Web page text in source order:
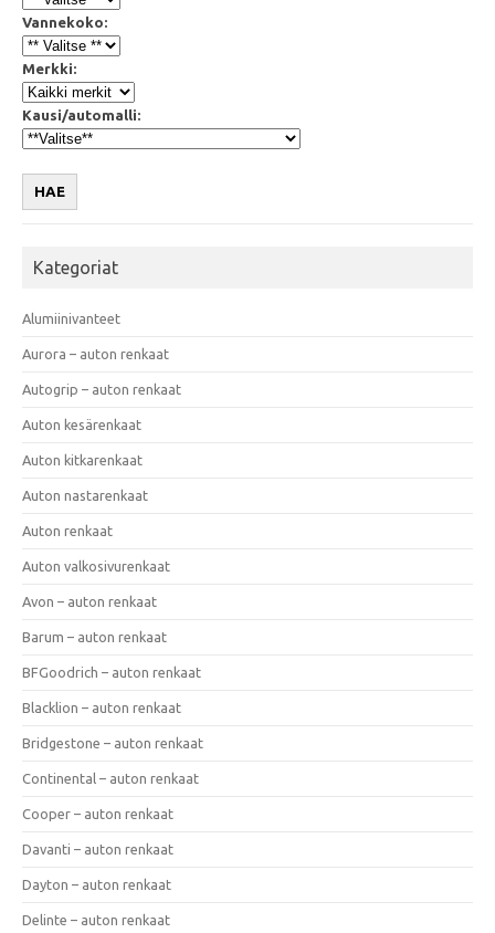
Vannekoko:
Merkki:
Kausi/automalli:
HAE
Kategoriat
Alumiinivanteet
Aurora – auton renkaat
Autogrip – auton renkaat
Auton kesärenkaat
Auton kitkarenkaat
Auton nastarenkaat
Auton renkaat
Auton valkosivurenkaat
Avon – auton renkaat
Barum – auton renkaat
BFGoodrich – auton renkaat
Blacklion – auton renkaat
Bridgestone – auton renkaat
Continental – auton renkaat
Cooper – auton renkaat
Davanti – auton renkaat
Dayton – auton renkaat
Delinte – auton renkaat